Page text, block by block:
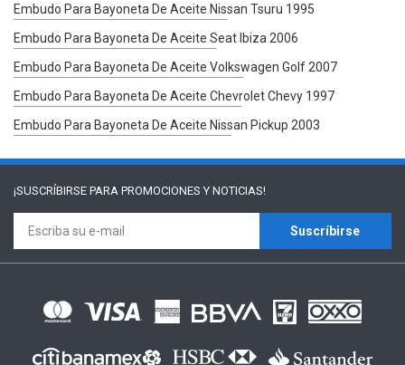
Embudo Para Bayoneta De Aceite Nissan Tsuru 1995
Embudo Para Bayoneta De Aceite Seat Ibiza 2006
Embudo Para Bayoneta De Aceite Volkswagen Golf 2007
Embudo Para Bayoneta De Aceite Chevrolet Chevy 1997
Embudo Para Bayoneta De Aceite Nissan Pickup 2003
¡SUSCRÍBIRSE PARA PROMOCIONES Y NOTICIAS!
Suscríbirse